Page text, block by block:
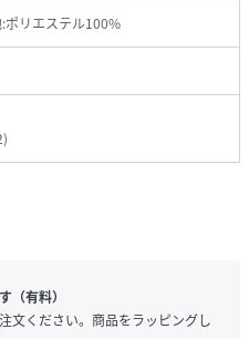
リエステル100%
)
（有料）
文ください。商品をラッピングし